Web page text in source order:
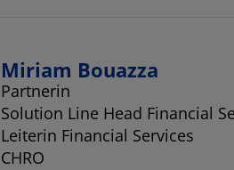
Miriam Bouazza
Partnerin
Solution Line Head Financial
Leiterin Financial Services
CHRO